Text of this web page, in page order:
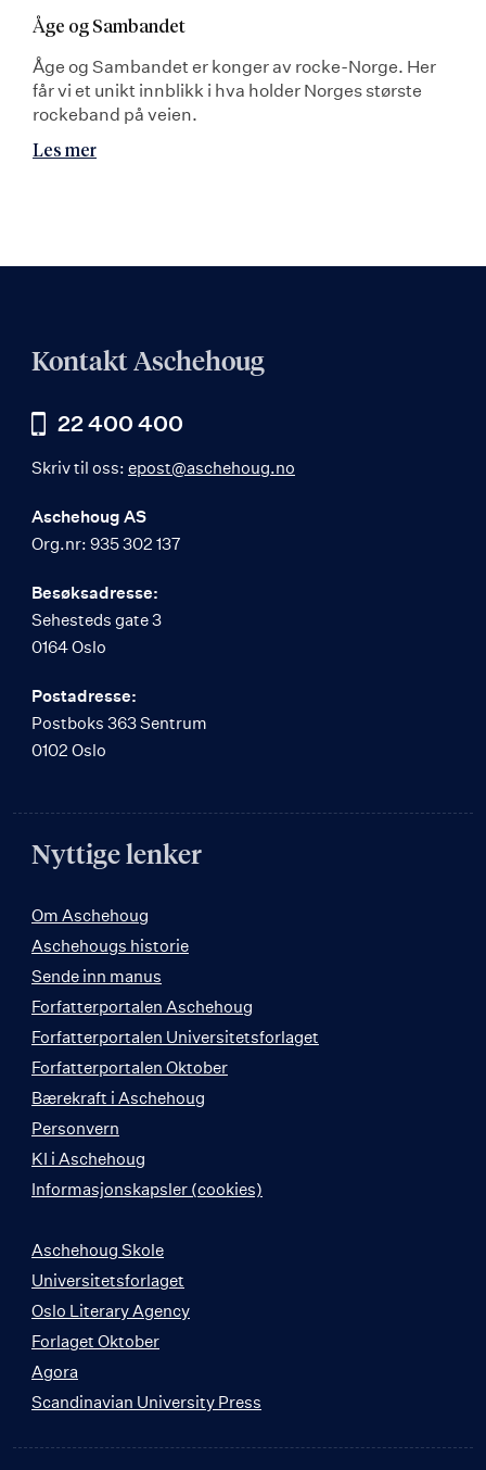
Åge og Sambandet
Åge og Sambandet er konger av rocke-Norge. Her
får vi et unikt innblikk i hva holder Norges største
rockeband på veien.
Les mer
Kontakt Aschehoug
22 400 400
Skriv til oss: epost@aschehoug.no
Aschehoug AS
Org.nr: 935 302 137
Besøksadresse:
Sehesteds gate 3
0164 Oslo
Postadresse:
Postboks 363 Sentrum
0102 Oslo
Nyttige lenker
Om Aschehoug
Aschehougs historie
Sende inn manus
Forfatterportalen Aschehoug
Forfatterportalen Universitetsforlaget
Forfatterportalen Oktober
Bærekraft i Aschehoug
Personvern
KI i Aschehoug
Informasjonskapsler (cookies)
Aschehoug Skole
Universitetsforlaget
Oslo Literary Agency
Forlaget Oktober
Agora
Scandinavian University Press